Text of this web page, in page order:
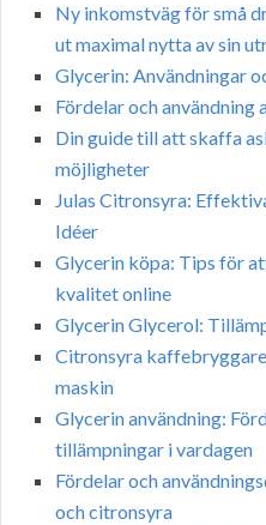
Ny inkomstväg för små
ut maximal nytta av sin
Glycerin: Användningar
Fördelar och användning
Din guide till att skaffa
möjligheter
Julas Citronsyra:
Idéer
Glycerin köpa: Tips för
kvalitet online
Glycerin Glycerol:
Citronsyra
maskin
Glycerin användning:
tillämpningar i vardagen
Fördelar och
och citronsyra